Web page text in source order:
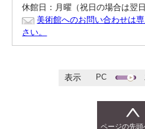
休館日：月曜（祝日の場合は翌
美術館へのお問い合わせは
さい。
表示 PC
ページの先頭